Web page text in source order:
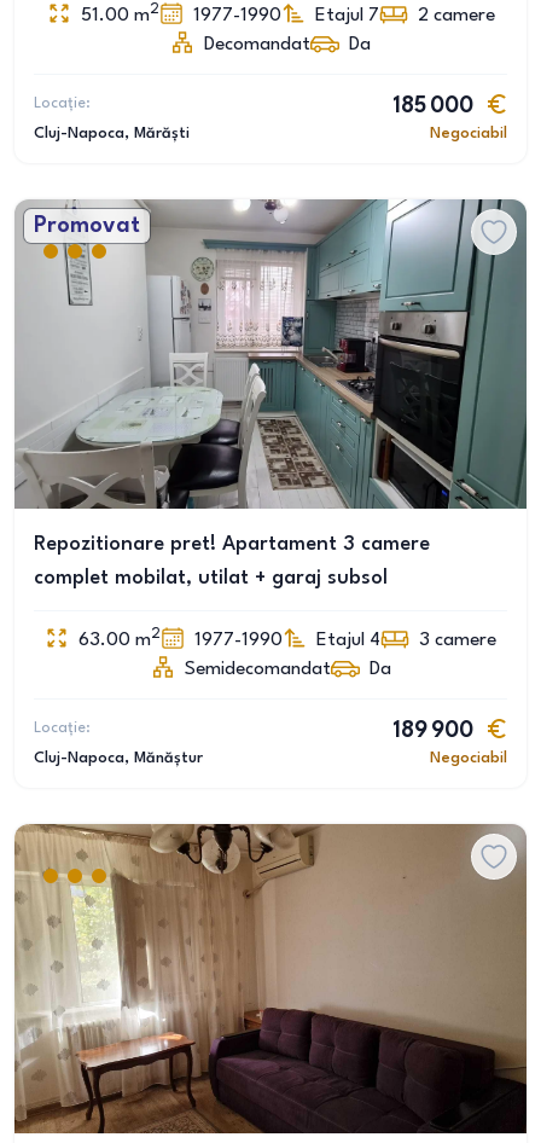
51.00 m2 1977-1990 Etajul 7 2 camere
Decomandat
Da
Locație:
Cluj-Napoca, Mărăști
185 000
Negociabil
Promovat
Repozitionare pret! Apartament 3 camere
complet mobilat, utilat + garaj subsol
63.00 m2 1977-1990 Etajul 4 3 camere
Semidecomandat
Da
Locație:
Cluj-Napoca, Mănăștur
189 900
Negociabil